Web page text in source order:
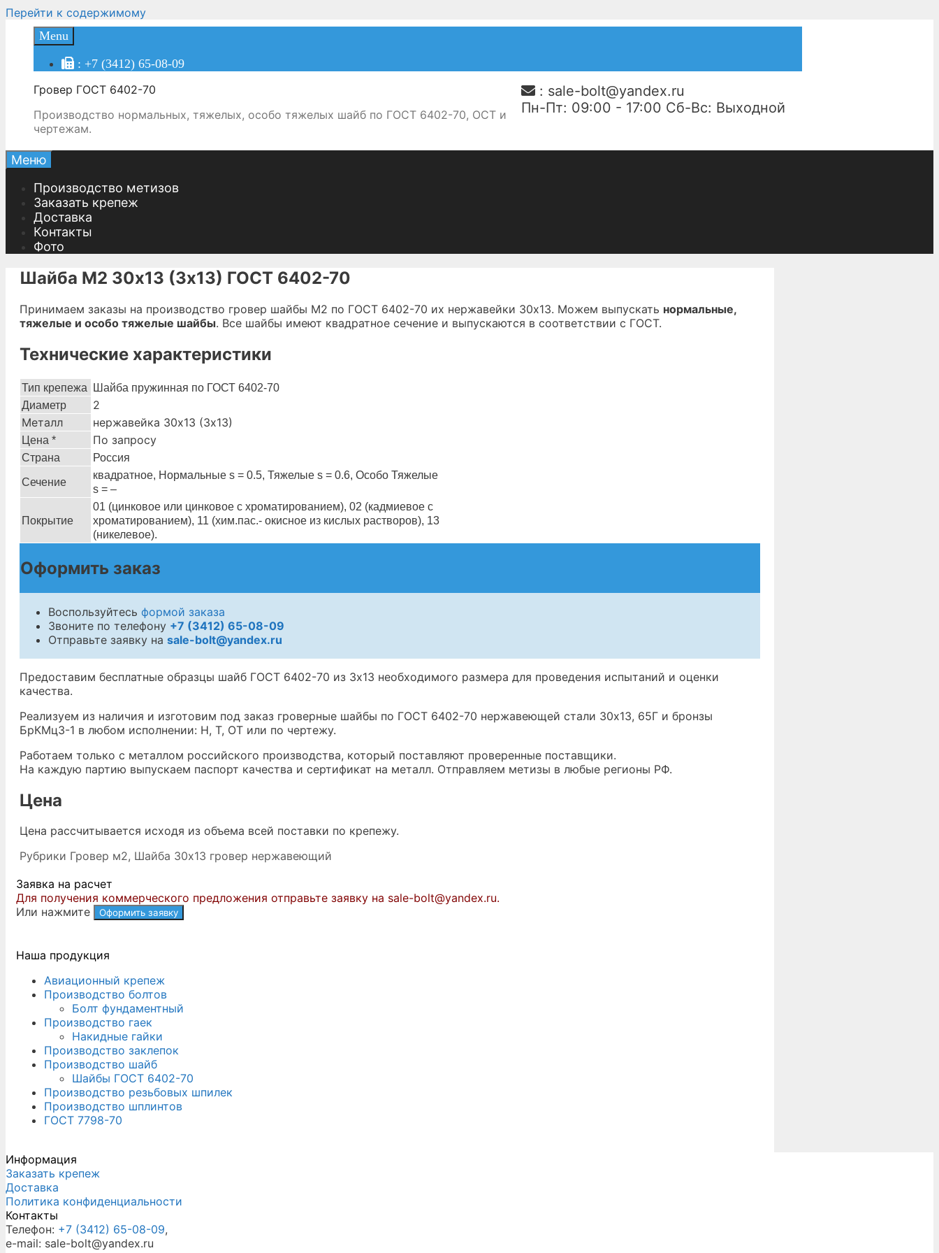
Перейти к содержимому
Menu
: +7 (3412) 65-08-09
: sale-bolt@yandex.ru
Пн-Пт: 09:00 - 17:00 Сб-Вс: Выходной
Гровер ГОСТ 6402-70
Производство нормальных, тяжелых, особо тяжелых шайб по ГОСТ 6402-70, ОСТ и
чертежам.
Меню
Производство метизов
Заказать крепеж
Доставка
Контакты
Фото
Шайба М2 30х13 (3х13) ГОСТ 6402-70
Принимаем заказы на производство гровер шайбы М2 по ГОСТ 6402-70 их нержавейки 30х13. Можем выпускать нормальные,
тяжелые и особо тяжелые шайбы. Все шайбы имеют квадратное сечение и выпускаются в соответствии с ГОСТ.
Технические характеристики
Тип крепежа
Шайба пружинная по ГОСТ 6402-70
Диаметр
2
Металл
нержавейка 30х13 (3х13)
Цена * По запросу
Страна Россия
Сечение
квадратное, Нормальные s = 0.5, Тяжелые s = 0.6, Особо Тяжелые
s = –
Покрытие
01 (цинковое или цинковое с хроматированием), 02 (кадмиевое с
хроматированием), 11 (хим.пас.- окисное из кислых растворов), 13
(никелевое).
Оформить заказ
Воспользуйтесь формой заказа
Звоните по телефону +7 (3412) 65-08-09
Отправьте заявку на sale-bolt@yandex.ru
Предоставим бесплатные образцы шайб ГОСТ 6402-70 из 3х13 необходимого размера для проведения испытаний и оценки
качества.
Реализуем из наличия и изготовим под заказ гроверные шайбы по ГОСТ 6402-70 нержавеющей стали 30х13, 65Г и бронзы
БрКМц3-1 в любом исполнении: Н, Т, ОТ или по чертежу.
Работаем только с металлом российского производства, который поставляют проверенные поставщики.
На каждую партию выпускаем паспорт качества и сертификат на металл. Отправляем метизы в любые регионы РФ.
Цена
Цена рассчитывается исходя из объема всей поставки по крепежу.
Рубрики Гровер м2, Шайба 30х13 гровер нержавеющий
Заявка на расчет
Для получения коммерческого предложения отправьте заявку на sale-bolt@yandex.ru.
Или нажмите
Оформить заявку
Наша продукция
Авиационный крепеж
Производство болтов
Болт фундаментный
Производство гаек
Накидные гайки
Производство заклепок
Производство шайб
Шайбы ГОСТ 6402-70
Производство резьбовых шпилек
Производство шплинтов
ГОСТ 7798-70
Информация
Заказать крепеж
Доставка
Политика конфиденциальности
Контакты
Телефон: +7 (3412) 65-08-09,
e-mail: sale-bolt@yandex.ru